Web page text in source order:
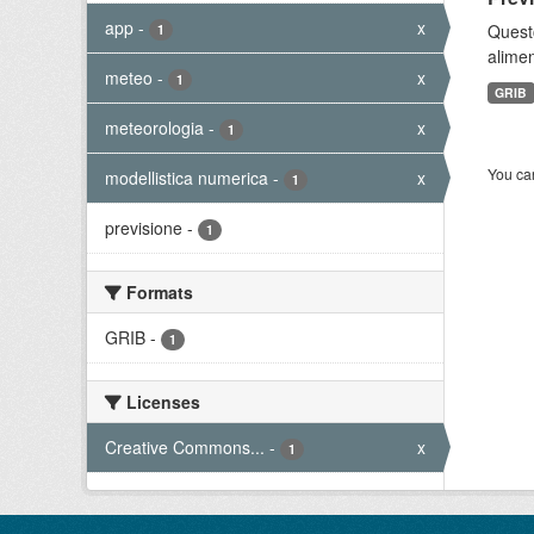
app - 1 x
meteo - 1 x
meteorologia - 1 x
modellistica numerica - 1 x
previsione - 1
Formats
GRIB - 1
Licenses
Creative Commons... - 1 x
GRIB
You